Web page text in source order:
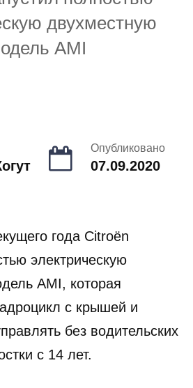
двухместную
AMI
Опубликовано
07.09.2020
года Citroën
электрическую
AMI, которая
с крышей и
без водительских
с 14 лет.